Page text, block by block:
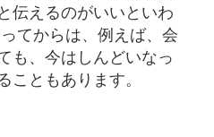
伝えるのがいいといわ
てからは、例えば、会
も、今はしんどいなっ
こともあります。